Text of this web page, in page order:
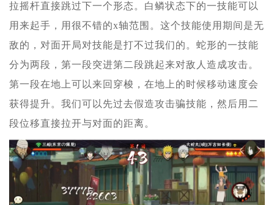
拉摇杆直接跳过下一个形态。白鳞状态下的一技能可以
用来起手，用很不错的x轴范围。这个技能使用期间是无
敌的，对面开局对技能是打不过我们的。蛇形的一技能
分为两段，第一段突进第二段跳起来对敌人造成攻击。
第一段在地上可以来回穿梭，在地上的时候移动速度会
获得提升。我们可以先过去假造攻击骗技能，然后用二
段位移直接拉开与对面的距离。